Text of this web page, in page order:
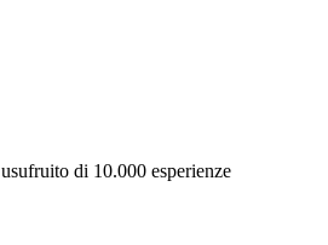
di 10.000 esperienze